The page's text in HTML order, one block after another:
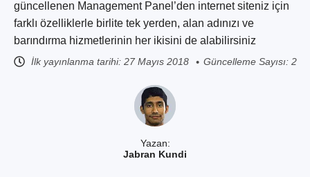
Yazan:
Jabran Kundi
güncellenen Management Panel’den internet siteniz için
farklı özelliklerle birlite tek yerden, alan adınızı ve
barındırma hizmetlerinin her ikisini de alabilirsiniz
İlk yayınlanma tarihi: 27 Mayıs 2018 Güncelleme Sayısı: 2